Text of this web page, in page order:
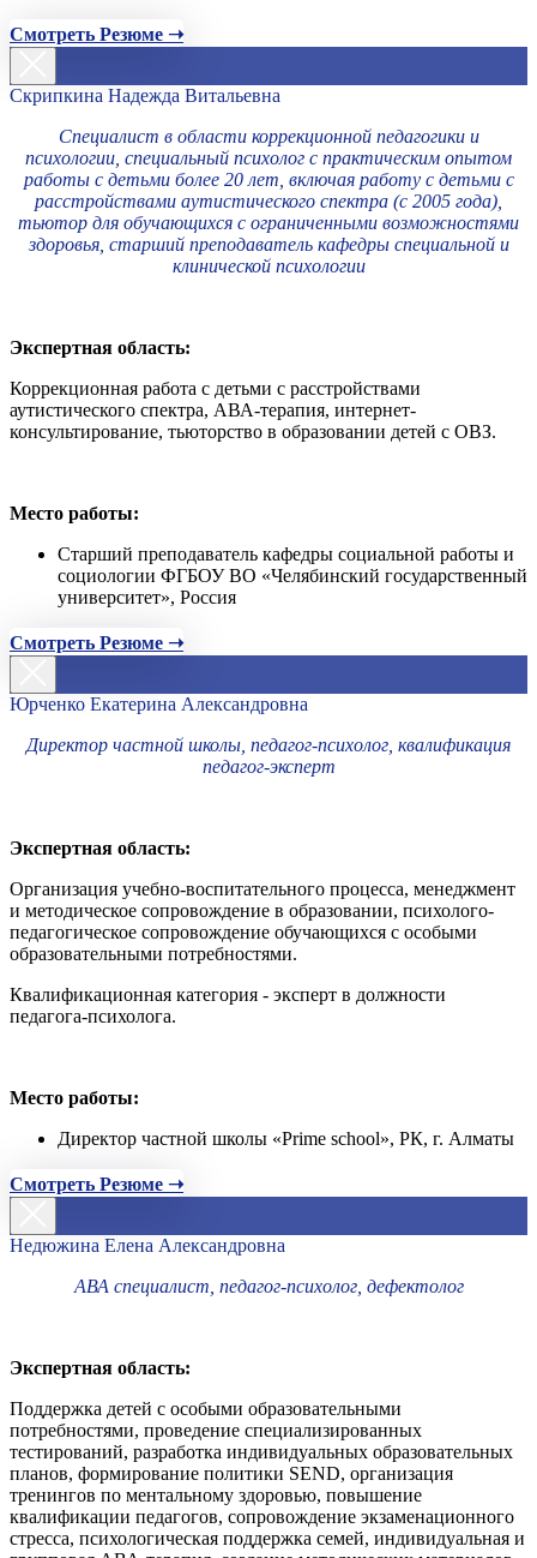
Смотреть Резюме ➝
Скрипкина Надежда Витальевна
Специалист в области коррекционной педагогики и
психологии, специальный психолог с практическим опытом
работы с детьми более 20 лет, включая работу с детьми с
расстройствами аутистического спектра (с 2005 года),
тьютор для обучающихся с ограниченными возможностями
здоровья, старший преподаватель кафедры специальной и
клинической психологии
Экспертная область:
Коррекционная работа с детьми с расстройствами
аутистического спектра, АВА-терапия, интернет-
консультирование, тьюторство в образовании детей с ОВЗ.
Место работы:
Старший преподаватель кафедры социальной работы и
социологии ФГБОУ ВО «Челябинский государственный
университет», Россия
Смотреть Резюме ➝
Юрченко Екатерина Александровна
Директор частной школы, педагог-психолог, квалификация
педагог-эксперт
Экспертная область:
Организация учебно-воспитательного процесса, менеджмент
и методическое сопровождение в образовании, психолого-
педагогическое сопровождение обучающихся с особыми
образовательными потребностями.
Квалификационная категория - эксперт в должности
педагога-психолога.
Место работы:
Директор частной школы «Prime school», РК, г. Алматы
Смотреть Резюме ➝
Недюжина Елена Александровна
АВА специалист, педагог-психолог, дефектолог
Экспертная область:
Поддержка детей с особыми образовательными
потребностями, проведение специализированных
тестирований, разработка индивидуальных образовательных
планов, формирование политики SEND, организация
тренингов по ментальному здоровью, повышение
квалификации педагогов, сопровождение экзаменационного
стресса, психологическая поддержка семей, индивидуальная и